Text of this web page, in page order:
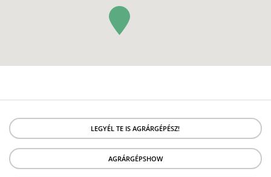
LEGYÉL TE IS AGRÁRGÉPÉSZ!
AGRÁRGÉPSHOW